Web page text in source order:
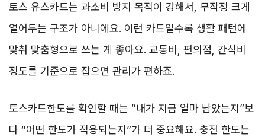
토스 유스카드는 과소비 방지 목적이 강해서, 무작정 크게
열어두는 구조가 아니에요. 이런 카드일수록 생활 패턴에
맞춰 맞춤형으로 쓰는 게 좋아요. 교통비, 편의점, 간식비
정도를 기준으로 잡으면 관리가 편하죠.
토스카드한도를 확인할 때는 “내가 지금 얼마 남았는지”보
다 “어떤 한도가 적용되는지”가 더 중요해요. 충전 한도는